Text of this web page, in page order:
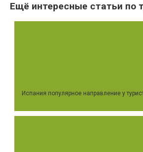
Ещё интересные статьи по
Испания популярное направление у